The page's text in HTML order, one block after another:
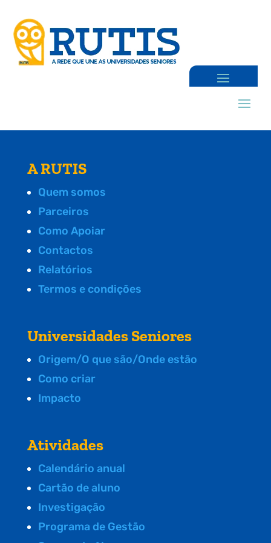
A RUTIS
Quem somos
Parceiros
Como Apoiar
Contactos
Relatórios
Termos e condições
Universidades Seniores
Origem/O que são/Onde estão
Como criar
Impacto
Atividades
Calendário anual
Cartão de aluno
Investigação
Programa de Gestão